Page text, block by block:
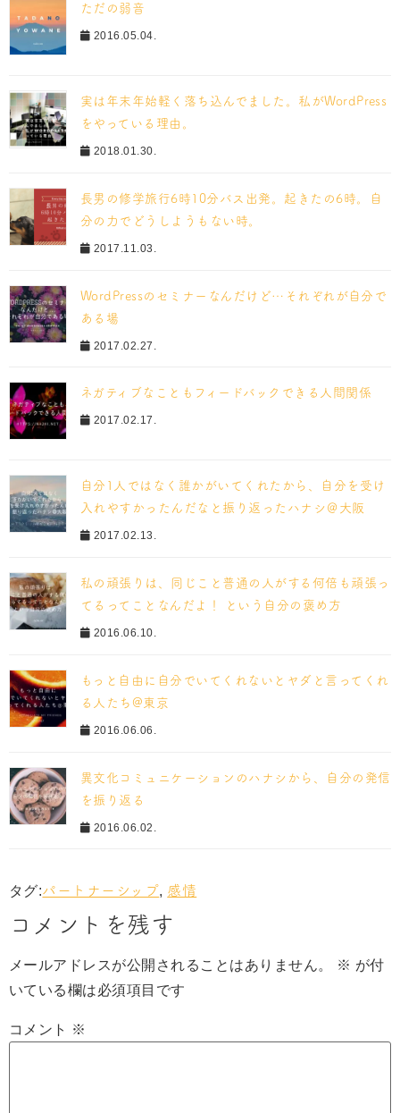
ただの弱音
2016.05.04.
実は年末年始軽く落ち込んでました。私がWordPress
をやっている理由。
2018.01.30.
長男の修学旅行6時10分バス出発。起きたの6時。自
分の力でどうしようもない時。
2017.11.03.
WordPressのセミナーなんだけど…それぞれが自分で
ある場
2017.02.27.
ネガティブなこともフィードバックできる人間関係
2017.02.17.
自分1人ではなく誰かがいてくれたから、自分を受け
入れやすかったんだなと振り返ったハナシ＠大阪
2017.02.13.
私の頑張りは、同じこと普通の人がする何倍も頑張っ
てるってことなんだよ！ という自分の褒め方
2016.06.10.
もっと自由に自分でいてくれないとヤダと言ってくれ
る人たち@東京
2016.06.06.
異文化コミュニケーションのハナシから、自分の発信
を振り返る
2016.06.02.
タグ:パートナーシップ, 感情
コメントを残す
メールアドレスが公開されることはありません。 ※ が付
いている欄は必須項目です
コメント ※